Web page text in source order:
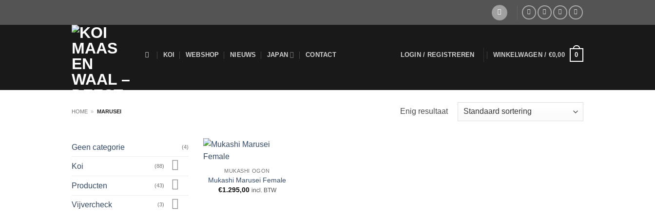
KOI WEBSHOP NIEUWS JAPAN CONTACT LOGIN / REGISTREREN WINKELWAGEN / €0,00 0
HOME » MARUSEI Enig resultaat
Geen categorie (4)
Koi (88)
Producten (43)
Vijvercheck (3)
WENSLIJST
MUKASHI OGON
Mukashi Marusei Female
€1.295,00 incl. BTW